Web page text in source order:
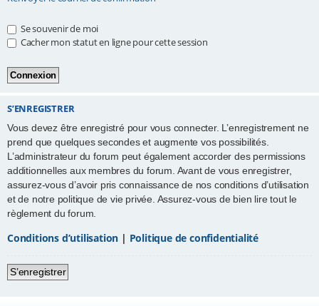
Se souvenir de moi
Cacher mon statut en ligne pour cette session
S’ENREGISTRER
Vous devez être enregistré pour vous connecter. L’enregistrement ne
prend que quelques secondes et augmente vos possibilités.
L’administrateur du forum peut également accorder des permissions
additionnelles aux membres du forum. Avant de vous enregistrer,
assurez-vous d’avoir pris connaissance de nos conditions d’utilisation
et de notre politique de vie privée. Assurez-vous de bien lire tout le
règlement du forum.
Conditions d’utilisation | Politique de confidentialité
S’enregistrer